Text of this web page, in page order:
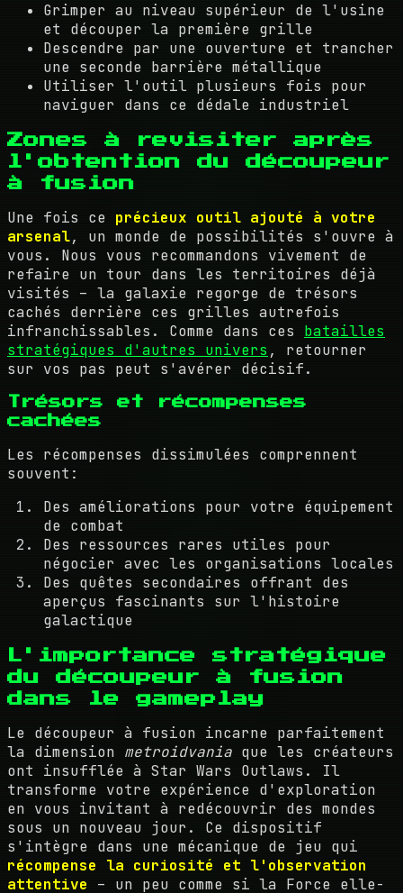
Grimper au niveau supérieur de l'usine
et découper la première grille
Descendre par une ouverture et trancher
une seconde barrière métallique
Utiliser l'outil plusieurs fois pour
naviguer dans ce dédale industriel
Zones à revisiter après
l'obtention du découpeur
à fusion
Une fois ce précieux outil ajouté à votre
arsenal, un monde de possibilités s'ouvre à
vous. Nous vous recommandons vivement de
refaire un tour dans les territoires déjà
visités – la galaxie regorge de trésors
cachés derrière ces grilles autrefois
infranchissables. Comme dans ces batailles
stratégiques d'autres univers , retourner
sur vos pas peut s'avérer décisif.
Trésors et récompenses
cachées
Les récompenses dissimulées comprennent
souvent:
Des améliorations pour votre équipement
de combat
Des ressources rares utiles pour
négocier avec les organisations locales
Des quêtes secondaires offrant des
aperçus fascinants sur l'histoire
galactique
L'importance stratégique
du découpeur à fusion
dans le gameplay
Le découpeur à fusion incarne parfaitement
la dimension metroidvania que les créateurs
ont insufflée à Star Wars Outlaws. Il
transforme votre expérience d'exploration
en vous invitant à redécouvrir des mondes
sous un nouveau jour. Ce dispositif
s'intègre dans une mécanique de jeu qui
récompense la curiosité et l'observation
attentive – un peu comme si la Force elle-